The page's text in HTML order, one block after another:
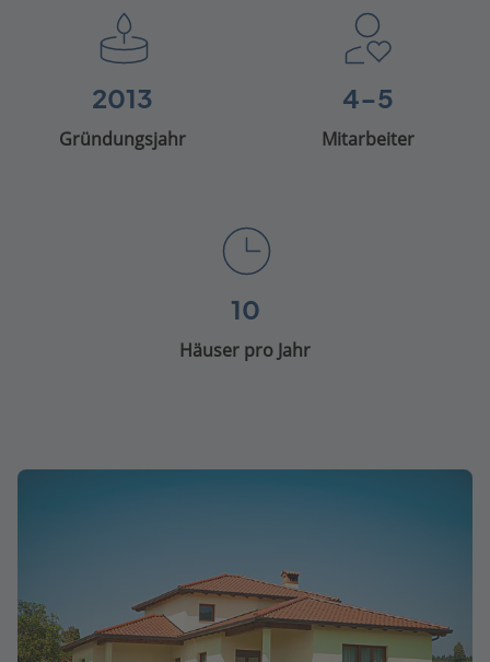
2013
Gründungsjahr
4-5
Mitarbeiter
10
Häuser pro Jahr